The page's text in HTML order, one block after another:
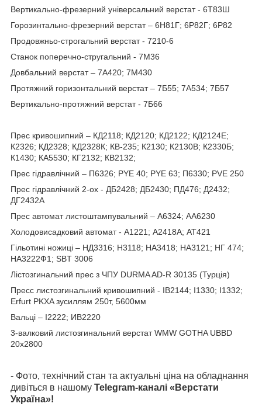
Вертикально-фрезерний універсальний верстат - 6Т83Ш
Горозинтально-фрезерний верстат – 6Н81Г; 6Р82Г; 6Р82
Продовжньо-строгальний верстат - 7210-6
Станок поперечно-стругальний - 7M36
Довбальний верстат – 7А420; 7М430
Протяжний горизонтальний верстат – 7Б55; 7А534; 7Б57
Вертикально-протяжний верстат - 7Б66
Прес кривошипний – КД2118; КД2120; КД2122; КД2124Е;
К2326; КД2328; КД2328К; КВ-235; К2130; К2130В; К2330Б;
К1430; КА5530; КГ2132; КВ2132;
Прес гідравлічний – П6326; PYE 40; PYE 63; П6330; PVE 250
Прес гідравлічний 2-ох - ДБ2428; ДБ2430; ПД476; Д2432;
ДГ2432А
Прес автомат листоштампувальний – А6324; АА6230
Холодовисадковий автомат - А1221; А2418А; АТ421
Гільотині ножиці – НД3316; Н3118; НА3418; НА3121; НГ 474;
НА3222Ф1; SBT 3006
Лістозгинальний прес з ЧПУ DURMA AD-R 30135 (Турція)
Пресс листозгинальний кривошипний - ІВ2144; І1330; І1332;
Erfurt PKXA зусиллям 250т, 5600мм
Вальці – І2222; ИВ2220
3-валковий листозгинальний верстат WMW GOTHA UBBD
20х2800
- Фото, технічний стан та актуальні ціна на обладнання
дивіться в нашому Telegram-каналі «Верстати
Україна»!